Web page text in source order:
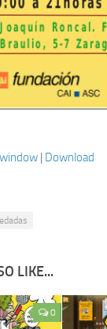
| Download
LIKE...
0